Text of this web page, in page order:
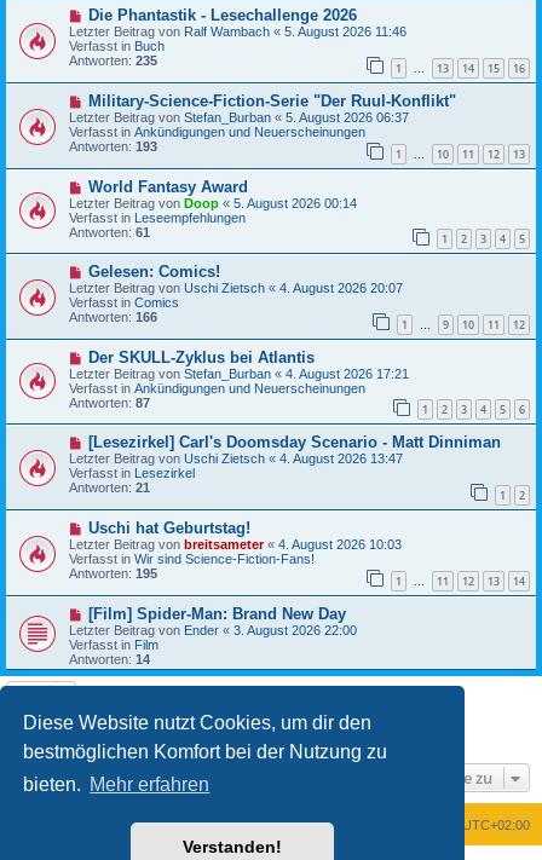
Diese Website nutzt Cookies, um dir den
bestmöglichen Komfort bei der Nutzung zu
bieten. Mehr erfahren
Verstanden!
a
g
B
e
i
t
a
g
N
e
u
e
B
i
t
r
g
Die Phantastik - Lesechallenge 2026
Letzter Beitrag von Ralf Wambach « 5. August 2026 11:46
Verfasst in Buch
Antworten: 235 1 … 13 14 15 16
N
e
u
e
r
B
e
i
t
r
g
Military-Science-Fiction-Serie "Der Ruul-Konflikt"
Letzter Beitrag von Stefan_Burban « 5. August 2026 06:37
Verfasst in Ankündigungen und Neuerscheinungen
Antworten: 193 1 … 10 11 12 13
N
e
u
e
r
B
e
i
t
r
g
World Fantasy Award
Letzter Beitrag von Doop « 5. August 2026 00:14
Verfasst in Leseempfehlungen
Antworten: 61 1 2 3 4 5
N
e
u
e
r
B
e
i
t
r
g
Gelesen: Comics!
Letzter Beitrag von Uschi Zietsch « 4. August 2026 20:07
Verfasst in Comics
Antworten: 166 1 … 9 10 11 12
N
e
u
e
r
B
i
t
r
g
Der SKULL-Zyklus bei Atlantis
Letzter Beitrag von Stefan_Burban « 4. August 2026 17:21
Verfasst in Ankündigungen und Neuerscheinungen
Antworten: 87 1 2 3 4 5 6
N
e
u
e
B
e
i
t
r
g
[Lesezirkel] Carl's Doomsday Scenario - Matt Dinniman
Letzter Beitrag von Uschi Zietsch « 4. August 2026 13:47
Verfasst in Lesezirkel
Antworten: 21 1 2
N
e
u
e
r
B
e
i
t
r
a
g
Uschi hat Geburtstag!
Letzter Beitrag von breitsameter« 4. August 2026 10:03
Verfasst in Wir sind Science-Fiction-Fans!
Antworten: 195 1 … 11 12 13 14
N
e
u
e
r
B
t
r
a
[Film] Spider-Man: Brand New Day
Letzter Beitrag von Ender « 3. August 2026 22:00
Verfasst in Film
Antworten: 14
Die Suche ergab 25 Treffer 1 2
Gehe zu
Foren-Übersicht UTC+02:00